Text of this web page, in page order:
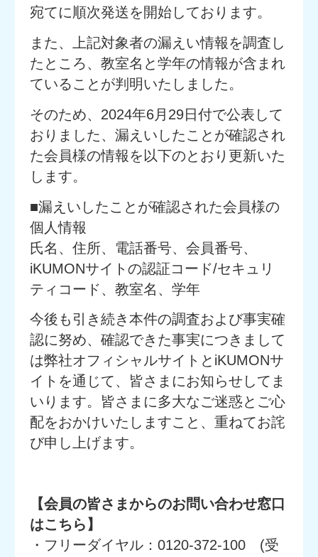
宛てに順次発送を開始しております。
また、上記対象者の漏えい情報を調査し
たところ、教室名と学年の情報が含まれ
ていることが判明いたしました。
そのため、2024年6月29日付で公表して
おりました、漏えいしたことが確認され
た会員様の情報を以下のとおり更新いた
します。
■漏えいしたことが確認された会員様の
個人情報
氏名、住所、電話番号、会員番号、
iKUMONサイトの認証コード/セキュリ
ティコード、教室名、学年
今後も引き続き本件の調査および事実確
認に努め、確認できた事実につきまして
は弊社オフィシャルサイトとiKUMONサ
イトを通じて、皆さまにお知らせしてま
いります。皆さまに多大なご迷惑とご心
配をおかけいたしますこと、重ねてお詫
び申し上げます。
【会員の皆さまからのお問い合わせ窓口
はこちら】
・フリーダイヤル：0120-372-100 (受